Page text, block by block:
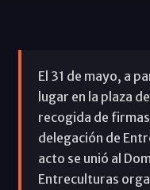
El 31 de mayo, a
lugar en la plaza
recogida de
delegación de
acto se unió al
Entreculturas